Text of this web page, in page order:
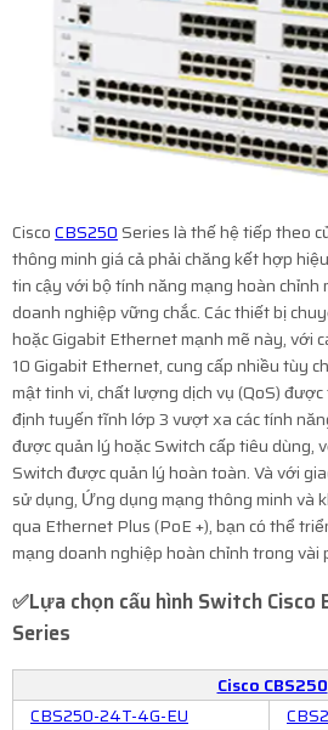
CiscoCBS250Series là thế hệ tiếp theo
thông minh giá cả phải chăng kết hợp
tin cậy với bộ tính năng mạng hoàn chỉnh
doanh nghiệp vững chắc. Các thiết bị
hoặc Gigabit Ethernet mạnh mẽ này, với
10 Gigabit Ethernet, cung cấp nhiều tùy
mật tinh vi, chất lượng dịch vụ (QoS)
định tuyến tĩnh lớp 3 vượt xa các tính
được quản lý hoặc Switch cấp tiêu dùng,
Switch được quản lý hoàn toàn. Và với
sử dụng, Ứng dụng mạng thông minh và
qua Ethernet Plus (PoE +), bạn có thể
mạng doanh nghiệp hoàn chỉnh trong vài
✅Lựa chọn cấu hìnhSwitch Cisco
Series
Cisco CBS250
CBS250-24T-4G-EU